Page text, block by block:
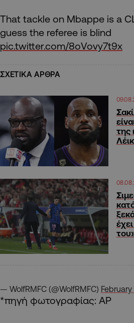
That tackle on Mbappe is a
guess the referee is blind
pic.twitter.com/8oVovy7t9x
ΣΧΕΤΙΚΑ ΑΡΘΡΑ
της
— WolfRMFC (@WolfRMFC) February
*πηγή φωτογραφίας: AP